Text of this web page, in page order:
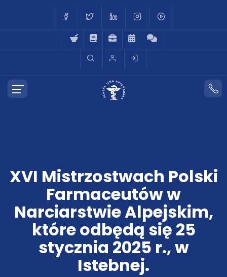
XVI Mistrzostwach Polski
Farmaceutów w
Narciarstwie Alpejskim,
które odbędą się 25
stycznia 2025 r., w
Istebnej.